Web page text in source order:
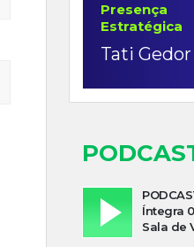
Presença
Estratégica
Tati Gedor
Íntegra